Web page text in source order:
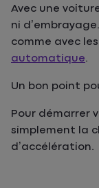
Avec une
ni
comme avec
automatique.
Un bon point
Pour démarrer
simplement la
d’accélération.